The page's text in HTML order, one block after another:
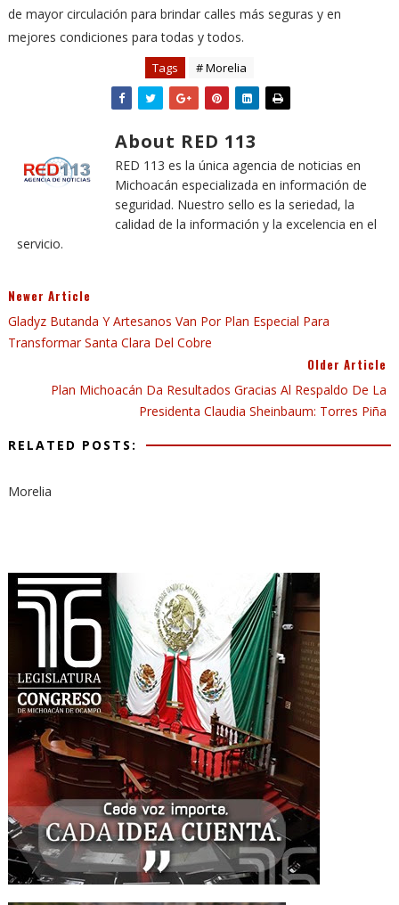
de mayor circulación para brindar calles más seguras y en
mejores condiciones para todas y todos.
Tags # Morelia
About RED 113
RED 113 es la única agencia de noticias en
Michoacán especializada en información de
seguridad. Nuestro sello es la seriedad, la
calidad de la información y la excelencia en el
servicio.
Newer Article
Gladyz Butanda Y Artesanos Van Por Plan Especial Para
Transformar Santa Clara Del Cobre
Older Article
Plan Michoacán Da Resultados Gracias Al Respaldo De La
Presidenta Claudia Sheinbaum: Torres Piña
RELATED POSTS:
Morelia